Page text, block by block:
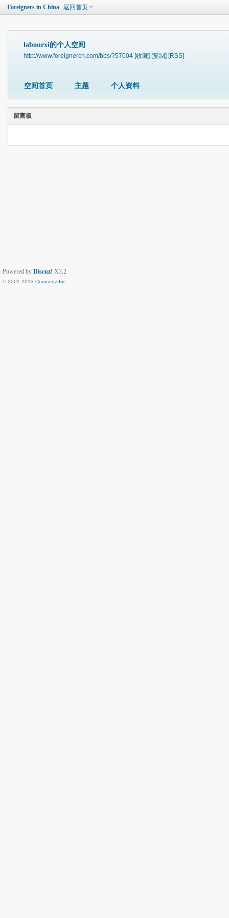
Foreigners in China 返回首页
labourxi的个人空间
http://www.foreignercn.com/bbs/?57004 [收藏] [复制] [RSS]
空间首页 主题 个人资料
留言板
Powered by Discuz! X3.2
© 2001-2013 Comsenz Inc.